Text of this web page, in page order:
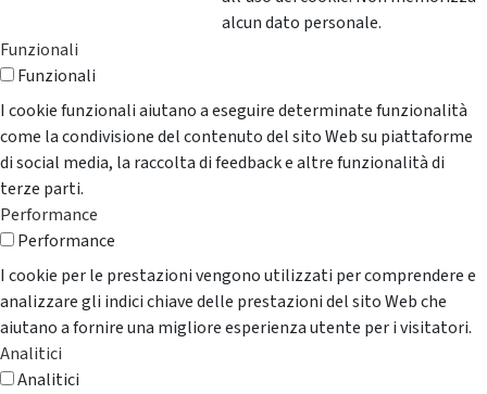
alcun dato personale.
Funzionali
Funzionali
I cookie funzionali aiutano a eseguire determinate funzionalità
come la condivisione del contenuto del sito Web su piattaforme
di social media, la raccolta di feedback e altre funzionalità di
terze parti.
Performance
Performance
I cookie per le prestazioni vengono utilizzati per comprendere e
analizzare gli indici chiave delle prestazioni del sito Web che
aiutano a fornire una migliore esperienza utente per i visitatori.
Analitici
Analitici